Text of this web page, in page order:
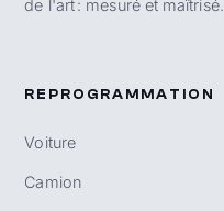
de l'art : mesuré et maîtrisé.
REPROGRAMMATION
Voiture
Camion